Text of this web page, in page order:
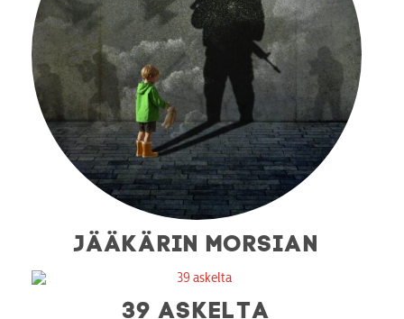
JÄÄKÄRIN MORSIAN
39 ASKELTA